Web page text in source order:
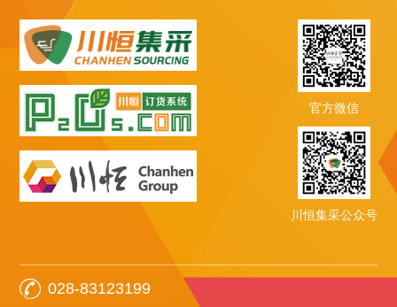
官方微信
川恒集采公众号
028-83123199